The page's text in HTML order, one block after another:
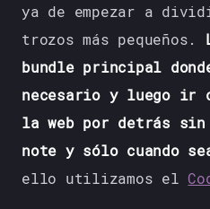
ya de empezar a
trozos más pequeños.
bundle principal
necesario y luego ir
la web por detrás
note y sólo cuando
ello utilizamos el